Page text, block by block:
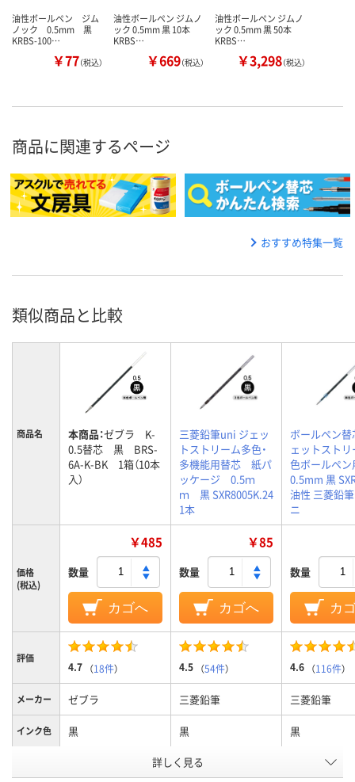
油性ボールペン ジム
ノック 0.5mm 黒
KRBS-100…
￥77（税込）
油性ボールペン ジムノ
ック 0.5mm 黒 10本
KRBS…
￥669（税込）
油性ボールペン ジムノ
ック 0.5mm 黒 50本
KRBS…
￥3,298（税込）
商品に関連するページ
おすすめ特集一覧
類似商品と比較
商品名 本商品：ゼブラ K-
0.5替芯 黒 BRS-
6A-K-BK 1箱（10本
入）
三菱鉛筆uni ジェッ
トストリーム多色・
多機能用替芯 紙パ
ッケージ 0.5ｍ
ｍ 黒 SXR8005K.24
1本
ボールペン替
ェットスト
色ボールペン
0.5mm 黒
油性 三菱鉛
ニ
価格
(税込)
￥485
数量
カゴへ
￥85
数量
カゴへ
数量
カ
評価
4.7 （18件） 4.5 （54件） 4.6 （116件）
メーカー ゼブラ 三菱鉛筆 三菱鉛筆
インク色 黒 黒 黒
0.5mm
詳しく見る